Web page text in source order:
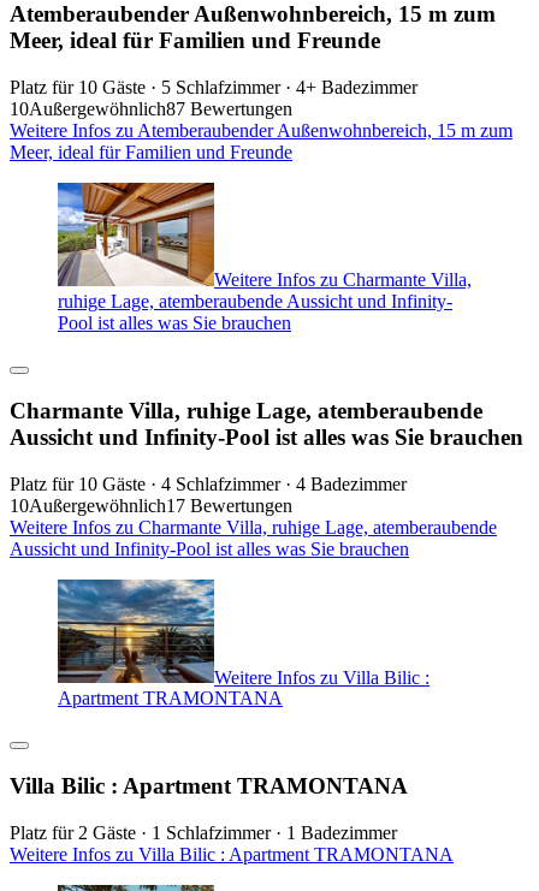
Atemberaubender Außenwohnbereich, 15 m zum
Meer, ideal für Familien und Freunde
Platz für 10 Gäste · 5 Schlafzimmer · 4+ Badezimmer
10Außergewöhnlich87 Bewertungen
Weitere Infos zu Atemberaubender Außenwohnbereich, 15 m zum
Meer, ideal für Familien und Freunde
Weitere Infos zu Charmante Villa,
ruhige Lage, atemberaubende Aussicht und Infinity-
Pool ist alles was Sie brauchen
Charmante Villa, ruhige Lage, atemberaubende
Aussicht und Infinity-Pool ist alles was Sie brauchen
Platz für 10 Gäste · 4 Schlafzimmer · 4 Badezimmer
10Außergewöhnlich17 Bewertungen
Weitere Infos zu Charmante Villa, ruhige Lage, atemberaubende
Aussicht und Infinity-Pool ist alles was Sie brauchen
Weitere Infos zu Villa Bilic :
Apartment TRAMONTANA
Villa Bilic : Apartment TRAMONTANA
Platz für 2 Gäste · 1 Schlafzimmer · 1 Badezimmer
Weitere Infos zu Villa Bilic : Apartment TRAMONTANA